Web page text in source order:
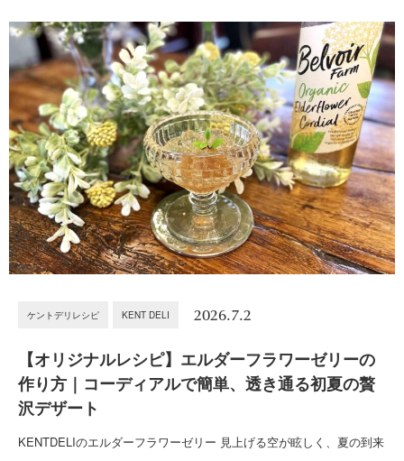
ケントデリレシピ KENT DELI 2026.7.2
【オリジナルレシピ】エルダーフラワーゼリーの
作り方｜コーディアルで簡単、透き通る初夏の贅
沢デザート
KENTDELIのエルダーフラワーゼリー 見上げる空が眩しく、夏の到来